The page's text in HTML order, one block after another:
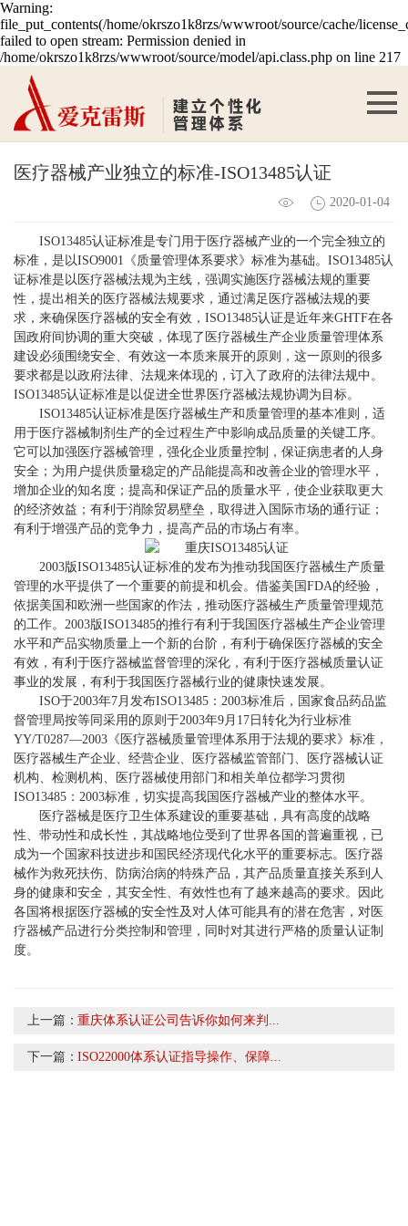
Warning:
file_put_contents(/home/okrszo1k8rzs/wwwroot/source/cache/
failed to open stream: Permission denied in
/home/okrszo1k8rzs/wwwroot/source/model/api.class.php on line 217
医疗器械产业独立的标准-ISO13485认证
2020-01-04
ISO13485认证标准是专门用于医疗器械产业的一个完全独立的
标准，是以ISO9001《质量管理体系要求》标准为基础。ISO13485认
证标准是以医疗器械法规为主线，强调实施医疗器械法规的重要
性，提出相关的医疗器械法规要求，通过满足医疗器械法规的要
求，来确保医疗器械的安全有效，ISO13485认证是近年来GHTF在各
国政府间协调的重大突破，体现了医疗器械生产企业质量管理体系
建设必须围绕安全、有效这一本质来展开的原则，这一原则的很多
要求都是以政府法律、法规来体现的，订入了政府的法律法规中。
ISO13485认证标准是以促进全世界医疗器械法规协调为目标。
ISO13485认证标准是医疗器械生产和质量管理的基本准则，适
用于医疗器械制剂生产的全过程生产中影响成品质量的关键工序。
它可以加强医疗器械管理，强化企业质量控制，保证病患者的人身
安全；为用户提供质量稳定的产品能提高和改善企业的管理水平，
增加企业的知名度；提高和保证产品的质量水平，使企业获取更大
的经济效益；有利于消除贸易壁垒，取得进入国际市场的通行证；
有利于增强产品的竞争力，提高产品的市场占有率。
2003版ISO13485认证标准的发布为推动我国医疗器械生产质量
管理的水平提供了一个重要的前提和机会。借鉴美国FDA的经验，
依据美国和欧洲一些国家的作法，推动医疗器械生产质量管理规范
的工作。2003版ISO13485的推行有利于我国医疗器械生产企业管理
水平和产品实物质量上一个新的台阶，有利于确保医疗器械的安全
有效，有利于医疗器械监督管理的深化，有利于医疗器械质量认证
事业的发展，有利于我国医疗器械行业的健康快速发展。
ISO于2003年7月发布ISO13485：2003标准后，国家食品药品监
督管理局按等同采用的原则于2003年9月17日转化为行业标准
YY/T0287—2003《医疗器械质量管理体系用于法规的要求》标准，
医疗器械生产企业、经营企业、医疗器械监管部门、医疗器械认证
机构、检测机构、医疗器械使用部门和相关单位都学习贯彻
ISO13485：2003标准，切实提高我国医疗器械产业的整体水平。
医疗器械是医疗卫生体系建设的重要基础，具有高度的战略
性、带动性和成长性，其战略地位受到了世界各国的普遍重视，已
成为一个国家科技进步和国民经济现代化水平的重要标志。医疗器
械作为救死扶伤、防病治病的特殊产品，其产品质量直接关系到人
身的健康和安全，其安全性、有效性也有了越来越高的要求。因此
各国将根据医疗器械的安全性及对人体可能具有的潜在危害，对医
疗器械产品进行分类控制和管理，同时对其进行严格的质量认证制
度。
上一篇：重庆体系认证公司告诉你如何来判...
下一篇：ISO22000体系认证指导操作、保障...